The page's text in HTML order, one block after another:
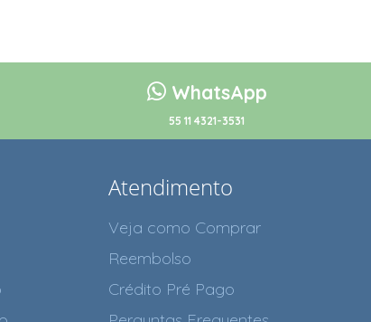
WhatsApp
55 11 4321-3531
Atendimento
Veja como Comprar
Reembolso
Crédito Pré Pago